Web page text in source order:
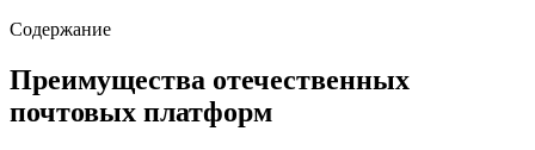
Содержание
Преимущества отечественных
почтовых платформ